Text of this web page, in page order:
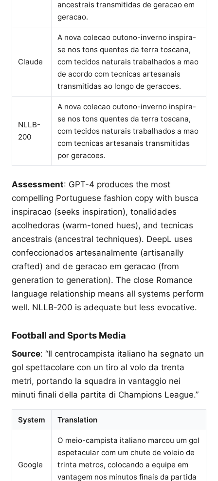
ancestrais transmitidas de geracao em
geracao.
Claude
A nova colecao outono-inverno inspira-
se nos tons quentes da terra toscana,
com tecidos naturais trabalhados a mao
de acordo com tecnicas artesanais
transmitidas ao longo de geracoes.
NLLB-
200
A nova colecao outono-inverno inspira-
se nos tons quentes da terra toscana,
com tecidos naturais trabalhados a mao
com tecnicas artesanais transmitidas
por geracoes.
Assessment: GPT-4 produces the most
compelling Portuguese fashion copy with busca
inspiracao (seeks inspiration), tonalidades
acolhedoras (warm-toned hues), and tecnicas
ancestrais (ancestral techniques). DeepL uses
confeccionados artesanalmente (artisanally
crafted) and de geracao em geracao (from
generation to generation). The close Romance
language relationship means all systems perform
well. NLLB-200 is adequate but less evocative.
Football and Sports Media
Source: “Il centrocampista italiano ha segnato un
gol spettacolare con un tiro al volo da trenta
metri, portando la squadra in vantaggio nei
minuti finali della partita di Champions League.”
System Translation
Google
O meio-campista italiano marcou um gol
espetacular com um chute de voleio de
trinta metros, colocando a equipe em
vantagem nos minutos finais da partida